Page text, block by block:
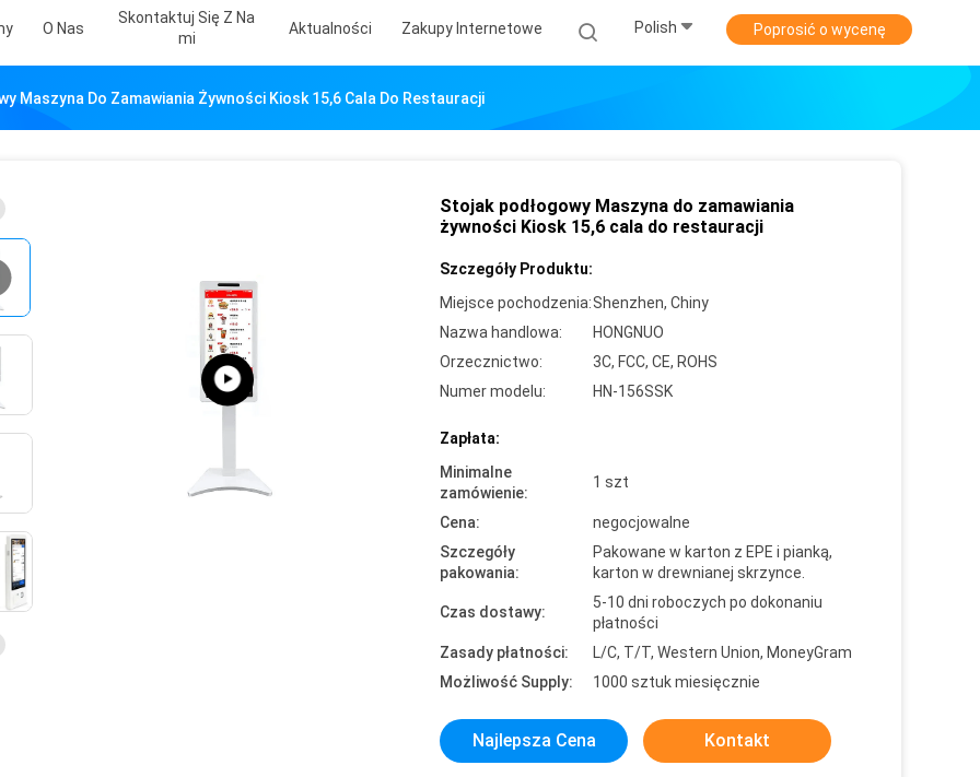
O Nas
Skontaktuj Się Z Na
Mi
Aktualności Zakupy Internetowe Polish Poprosić o wycenę
Maszyna Do Zamawiania Żywności Kiosk 15,6 Cala Do Restauracji
Stojak podłogowy Maszyna do zamawiania
żywności Kiosk 15,6 cala do restauracji
Szczegóły Produktu:
Miejsce pochodzenia:Shenzhen, Chiny
Nazwa handlowa:
HONGNUO
Orzecznictwo:
3C, FCC, CE, ROHS
Numer modelu:
HN-156SSK
Zapłata:
Minimalne
zamówienie:
1 szt
Cena:
negocjowalne
Szczegóły
pakowania:
Pakowane w karton z EPE i pianką,
karton w drewnianej skrzynce.
Czas dostawy:
5-10 dni roboczych po dokonaniu
płatności
Zasady płatności:
L/C, T/T, Western Union, MoneyGram
Możliwość Supply:
1000 sztuk miesięcznie
Najlepsza Cena Kontakt